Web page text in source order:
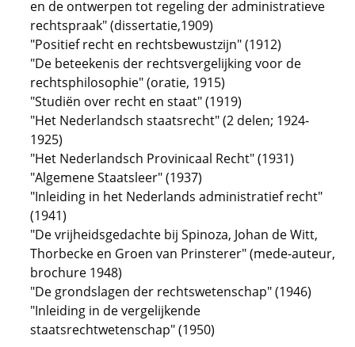
en de ontwerpen tot regeling der administratieve
rechtspraak" (dissertatie,1909)
"Positief recht en rechtsbewustzijn" (1912)
"De beteekenis der rechtsvergelijking voor de
rechtsphilosophie" (oratie, 1915)
"Studiën over recht en staat" (1919)
"Het Nederlandsch staatsrecht" (2 delen; 1924-
1925)
"Het Nederlandsch Provinicaal Recht" (1931)
"Algemene Staatsleer" (1937)
"Inleiding in het Nederlands administratief recht"
(1941)
"De vrijheidsgedachte bij Spinoza, Johan de Witt,
Thorbecke en Groen van Prinsterer" (mede-auteur,
brochure 1948)
"De grondslagen der rechtswetenschap" (1946)
"Inleiding in de vergelijkende
staatsrechtwetenschap" (1950)